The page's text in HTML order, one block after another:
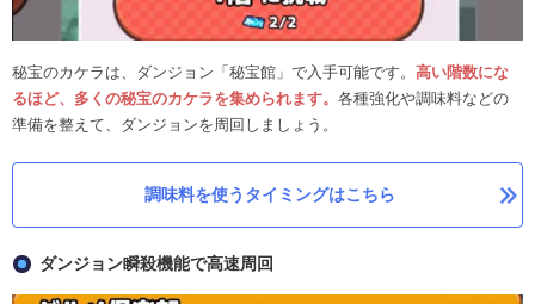
秘宝のカケラは、ダンジョン「秘宝館」で入手可能です。 高い階数にな
るほど、多くの秘宝のカケラを集められます。 各種強化や調味料などの
準備を整えて、ダンジョンを周回しましょう。
調味料を使うタイミングはこちら
ダンジョン瞬殺機能で高速周回